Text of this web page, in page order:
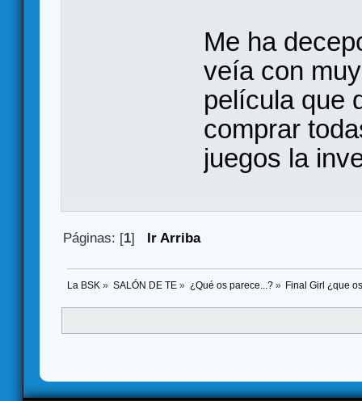
Me ha
veía con
película que
comprar
juegos la
Páginas: [1] Ir Arriba
La BSK » SALÓN DE TE» ¿Qué os parece...?» Final Girl ¿que